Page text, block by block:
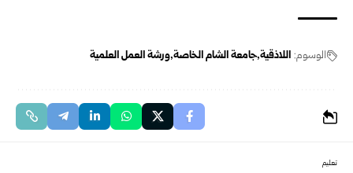
الوسوم: اللاذقية جامعة الشام الخاصة ورشة العمل العلمية
تعليم